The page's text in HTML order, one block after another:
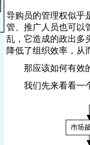
导购员的管理权似乎
管、推广人员也可
乱，它造成的政出多
降低了组织效率，从
那应该如何有效
我们先来看看一个